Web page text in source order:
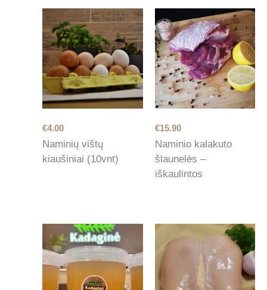
€4.00
Naminių vištų
kiaušiniai (10vnt)
€15.90
Naminio kalakuto
šlaunelės –
iškaulintos